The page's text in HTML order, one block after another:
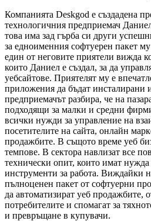
Компанията Deskgod е създадена
технологичния предприемач
това има зад гърба си други
за едноименния софтуерен пакет
един от неговите приятели вижда
които Даниел е създал, за да
уебсайтове. Приятелят му е
приложения да бъдат инсталирани
предприемачът разбира, че на
подходящи за малки и средни
всички нужди за управление на
посетителите на сайта, онлайн
продажбите. В същото време уеб
темпове. В сектора навлизат все
технически опит, които имат
инструменти за работа. Виждайки
пълноценен пакет от софтуерни
да автоматизират уеб продажбите,
потребителите и спомагат за
и превръщане в купувачи.